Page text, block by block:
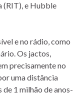
(RIT), e Hubble
e no rádio, como
Os jactos,
precisamente no
uma distância
1 milhão de anos-